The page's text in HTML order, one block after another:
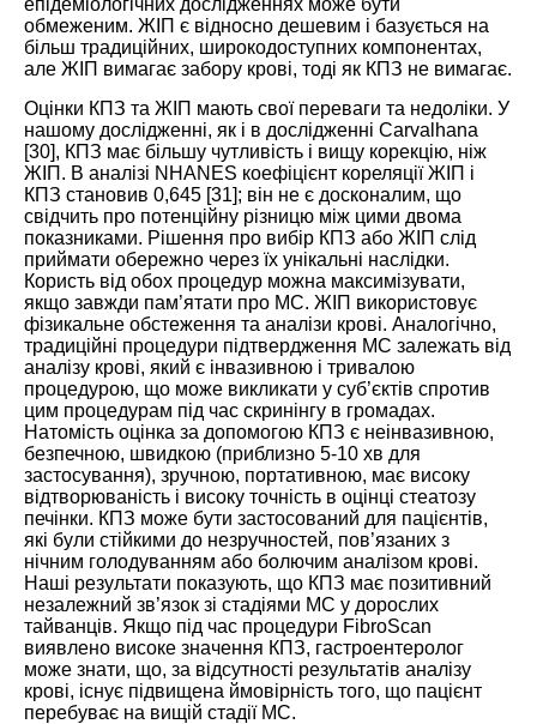
обмеженим. ЖІП є відносно дешевим і базується на
більш традиційних, широкодоступних компонентах,
але ЖІП вимагає забору крові, тоді як КПЗ не вимагає.
Оцінки КПЗ та ЖІП мають свої переваги та недоліки. У
нашому дослідженні, як і в дослідженні Carvalhana
[30], КПЗ має більшу чутливість і вищу корекцію, ніж
ЖІП. В аналізі NHANES коефіцієнт кореляції ЖІП і
КПЗ становив 0,645 [31]; він не є досконалим, що
свідчить про потенційну різницю між цими двома
показниками. Рішення про вибір КПЗ або ЖІП слід
приймати обережно через їх унікальні наслідки.
Користь від обох процедур можна максимізувати,
якщо завжди пам’ятати про МС. ЖІП використовує
фізикальне обстеження та аналізи крові. Аналогічно,
традиційні процедури підтвердження МС залежать від
аналізу крові, який є інвазивною і тривалою
процедурою, що може викликати у суб’єктів спротив
цим процедурам під час скринінгу в громадах.
Натомість оцінка за допомогою КПЗ є неінвазивною,
безпечною, швидкою (приблизно 5-10 хв для
застосування), зручною, портативною, має високу
відтворюваність і високу точність в оцінці стеатозу
печінки. КПЗ може бути застосований для пацієнтів,
які були стійкими до незручностей, пов’язаних з
нічним голодуванням або болючим аналізом крові.
Наші результати показують, що КПЗ має позитивний
незалежний зв’язок зі стадіями МС у дорослих
тайванців. Якщо під час процедури FibroScan
виявлено високе значення КПЗ, гастроентеролог
може знати, що, за відсутності результатів аналізу
крові, існує підвищена ймовірність того, що пацієнт
перебуває на вищій стадії МС.